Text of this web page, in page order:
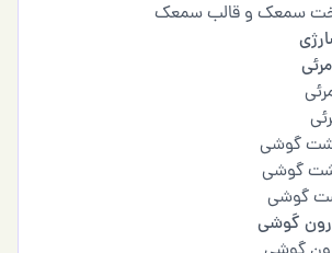
ساخت سمعک و قالب سمعک
گوشی
گوشی
گوشی
گوشی